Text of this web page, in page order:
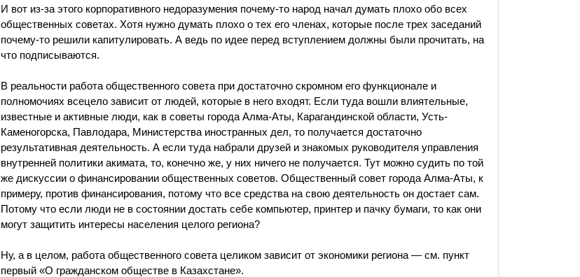
И вот из-за этого корпоративного недоразумения почему-то народ начал думать плохо обо всех
общественных советах. Хотя нужно думать плохо о тех его членах, которые после трех заседаний
почему-то решили капитулировать. А ведь по идее перед вступлением должны были прочитать, на
что подписываются.
В реальности работа общественного совета при достаточно скромном его функционале и
полномочиях всецело зависит от людей, которые в него входят. Если туда вошли влиятельные,
известные и активные люди, как в советы города Алма-Аты, Карагандинской области, Усть-
Каменогорска, Павлодара, Министерства иностранных дел, то получается достаточно
результативная деятельность. А если туда набрали друзей и знакомых руководителя управления
внутренней политики акимата, то, конечно же, у них ничего не получается. Тут можно судить по той
же дискуссии о финансировании общественных советов. Общественный совет города Алма-Аты, к
примеру, против финансирования, потому что все средства на свою деятельность он достает сам.
Потому что если люди не в состоянии достать себе компьютер, принтер и пачку бумаги, то как они
могут защитить интересы населения целого региона?
Ну, а в целом, работа общественного совета целиком зависит от экономики региона — см. пункт
первый «О гражданском обществе в Казахстане».